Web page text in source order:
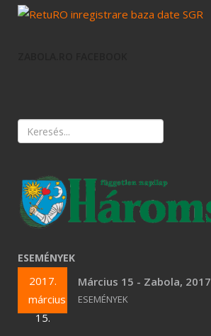
ESEMÉNYEK
2017.
március
15.
Március 15 - Zabola, 2017
ESEMÉNYEK